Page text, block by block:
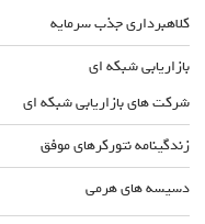
کلاهبرداری جذب سرمایه
بازاریابی شبکه ای
شرکت های بازاریابی شبکه ای
زندگینامه نتورکرهای موفق
دسیسه های هرمی